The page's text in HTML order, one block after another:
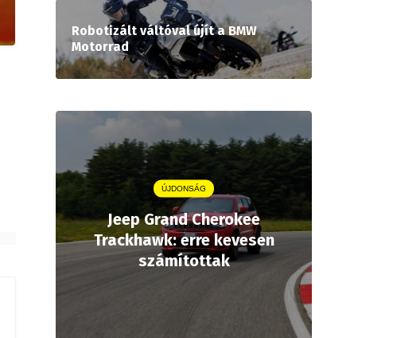
Robotizált váltóval újít a BMW
Motorrad
ÚJDONSÁG
Jeep Grand Cherokee
Trackhawk: erre kevesen
számítottak